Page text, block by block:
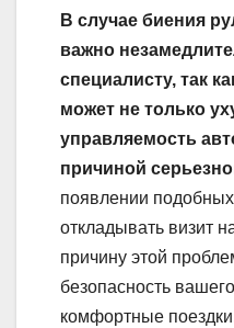
В случае биения
важно
специалисту, так
может не только
управляемость
причиной
появлении
откладывать визит
причину этой
безопасность
комфортные